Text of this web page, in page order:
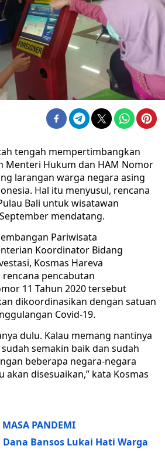
tengah mempertimbangkan
Menteri Hukum dan HAM Nomor
larangan warga negara asing
Hal itu menyusul, rencana
Bali untuk wisatawan
mendatang.
Pariwisata
Koordinator Bidang
Kosmas Hareva
pencabutan
11 Tahun 2020 tersebut
dikoordinasikan dengan satuan
Covid-19.
dulu. Kalau memang nantinya
semakin baik dan sudah
beberapa negara-negara
disesuaikan,” kata Kosmas
MASA PANDEMI
Bansos Lukai Hati Warga